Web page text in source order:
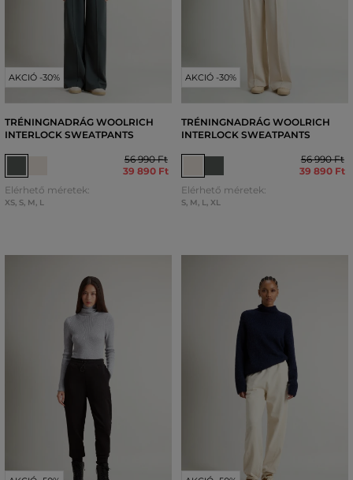
AKCIÓ -30%
TRÉNINGNADRÁG WOOLRICH
INTERLOCK SWEATPANTS
56 990 Ft
39 890 Ft
Elérhető méretek:
XS, S, M, L
AKCIÓ -30%
TRÉNINGNADRÁG WOOLRICH
INTERLOCK SWEATPANTS
56 990 Ft
39 890 Ft
Elérhető méretek:
S, M, L, XL